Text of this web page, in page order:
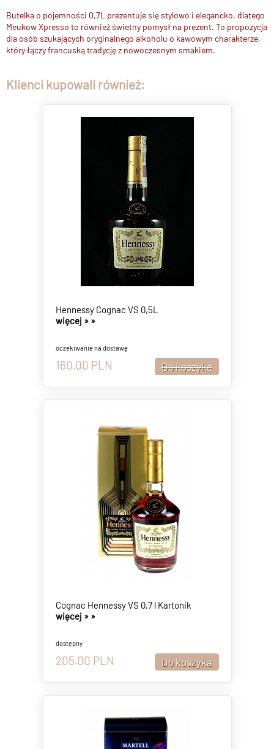
Butelka o pojemności 0,7L prezentuje się stylowo i elegancko, dlatego
Meukow Xpresso to również świetny pomysł na prezent. To propozycja
dla osób szukających oryginalnego alkoholu o kawowym charakterze,
który łączy francuską tradycję z nowoczesnym smakiem.
Klienci kupowali również:
Hennessy Cognac VS 0,5L
więcej » »
oczekiwanie na dostawę
160.00 PLN
Cognac Hennessy VS 0,7 l Kartonik
więcej » »
dostępny
205.00 PLN